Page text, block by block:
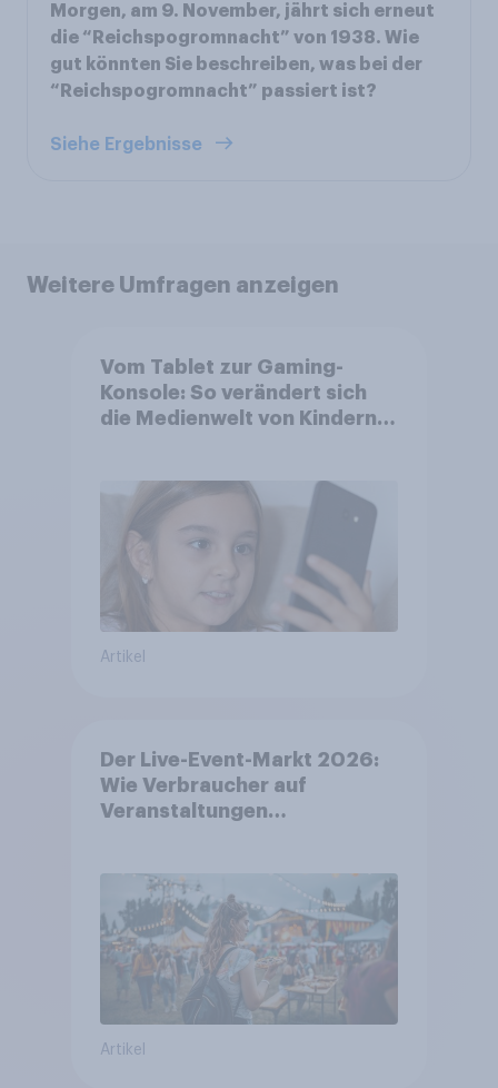
Morgen, am 9. November, jährt sich erneut
die “Reichspogromnacht” von 1938. Wie
gut könnten Sie beschreiben, was bei der
“Reichspogromnacht” passiert ist?
Siehe Ergebnisse
Weitere Umfragen anzeigen
Vom Tablet zur Gaming-
Konsole: So verändert sich
die Medienwelt von Kindern
Artikel
Der Live-Event-Markt 2026:
Wie Verbraucher auf
Veranstaltungen
Artikel